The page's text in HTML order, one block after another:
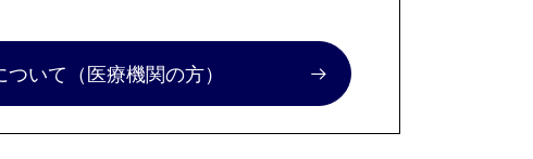
ついて （医療機関の方）